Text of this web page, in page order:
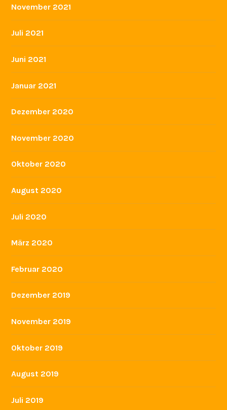
November 2021
Juli 2021
Juni 2021
Januar 2021
Dezember 2020
November 2020
Oktober 2020
August 2020
Juli 2020
März 2020
Februar 2020
Dezember 2019
November 2019
Oktober 2019
August 2019
Juli 2019